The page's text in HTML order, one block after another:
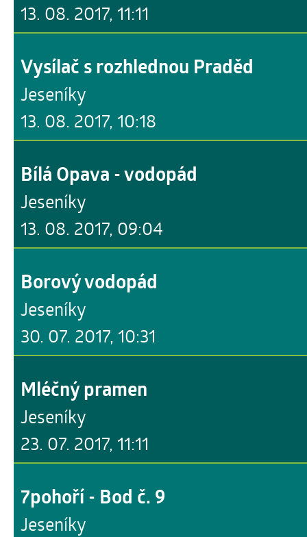
13. 08. 2017, 11:11
13. 08. 2017, 10:18
Vysílač s rozhlednou Praděd
Jeseníky
13. 08. 2017, 09:04
Bílá Opava - vodopád
Jeseníky
30. 07. 2017, 10:31
Borový vodopád
Jeseníky
23. 07. 2017, 11:11
Mléčný pramen
Jeseníky
7pohoří - Bod č. 9
Jeseníky